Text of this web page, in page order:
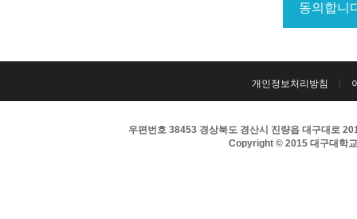
개인정보처리방침
우편번호 38453 경상북도 경산시 진량읍 대구대로
Copyright © 2015 대구대학